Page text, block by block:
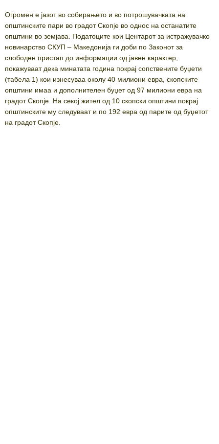
Огромен е јазот во собирањето и во потрошувачката на
општинските пари во градот Скопје во однос на останатите
општини во земјава. Податоците кои Центарот за истражувачко
новинарство СКУП – Македонија ги доби по Законот за
слободен пристап до информации од јавен карактер,
покажуваат дека минатата година покрај сопствените буџети
(табела 1) кои изнесуваа околу 40 милиони евра, скопските
општини имаа и дополнителен буџет од 97 милиони евра на
градот Скопје. На секој жител од 10 скопски општини покрај
општинските му следуваат и по 192 евра од парите од буџетот
на градот Скопје.